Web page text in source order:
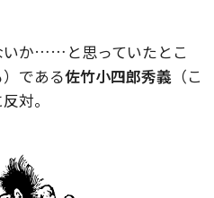
いか……と思っていたとこ
である佐竹小四郎秀義 （こ
対。